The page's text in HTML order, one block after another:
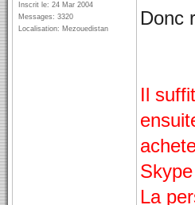
Inscrit le: 24 Mar 2004
Messages: 3320
Localisation: Mezouedistan
Donc
Il
La